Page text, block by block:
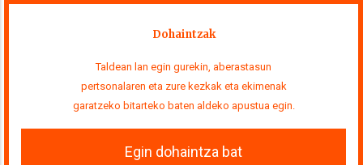
Dohaintzak
Taldean lan egin gurekin, aberastasun
pertsonalaren eta zure kezkak eta ekimenak
garatzeko bitarteko baten aldeko apustua egin.
Egin dohaintza bat